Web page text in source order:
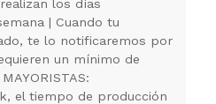
los días
| Cuando tu
te lo notificaremos por
un mínimo de
el tiempo de producción